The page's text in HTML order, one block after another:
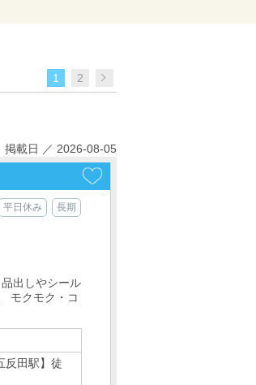
1 2
掲載日 ／ 2026-08-05
平日休み 長期
出しやシール
モクモク・コ
田駅】徒